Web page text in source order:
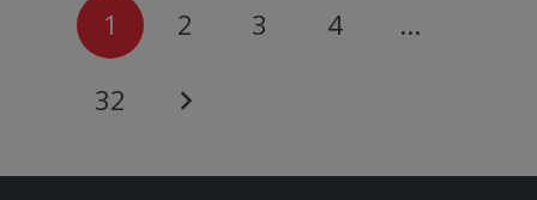
1 2 3 4 …
32